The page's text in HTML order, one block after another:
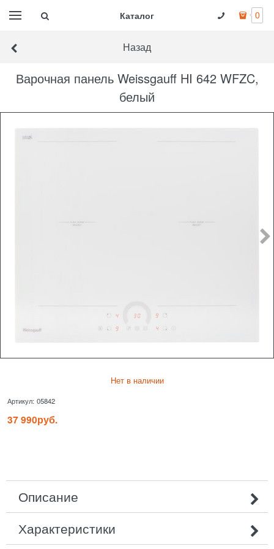
Каталог 0
Назад
Варочная панель Weissgauff HI 642 WFZC,
белый
Нет в наличии
Артикул: 05842
37 990руб.
Описание
Характеристики